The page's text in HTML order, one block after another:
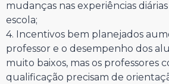
mudanças nas experiências
escola;
4. Incentivos bem planejados
professor e o desempenho dos
muito baixos, mas os professores
qualificação precisam de